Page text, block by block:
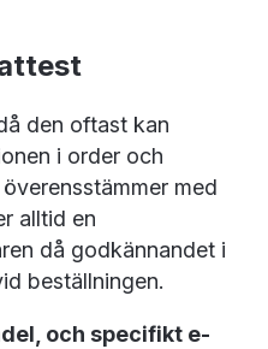
den oftast kan
i order och
med
alltid en
då godkännandet i
beställningen.
och specifikt e-